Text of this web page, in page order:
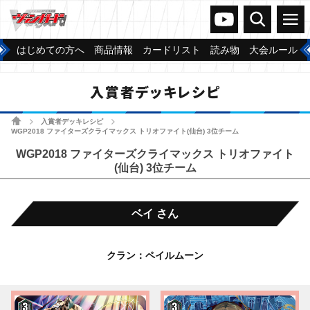
ヴァンガードch
検索 メニュー
はじめての方へ 商品情報 カードリスト 読み物 大会ルール
入賞者デッキレシピ
ホーム 入賞者デッキレシピ
WGP2018 ファイターズクライマックス トリオファイト(仙台) 3位チーム
WGP2018 ファイターズクライマックス トリオファイト
(仙台) 3位チーム
ベイ さん
クラン：ペイルムーン